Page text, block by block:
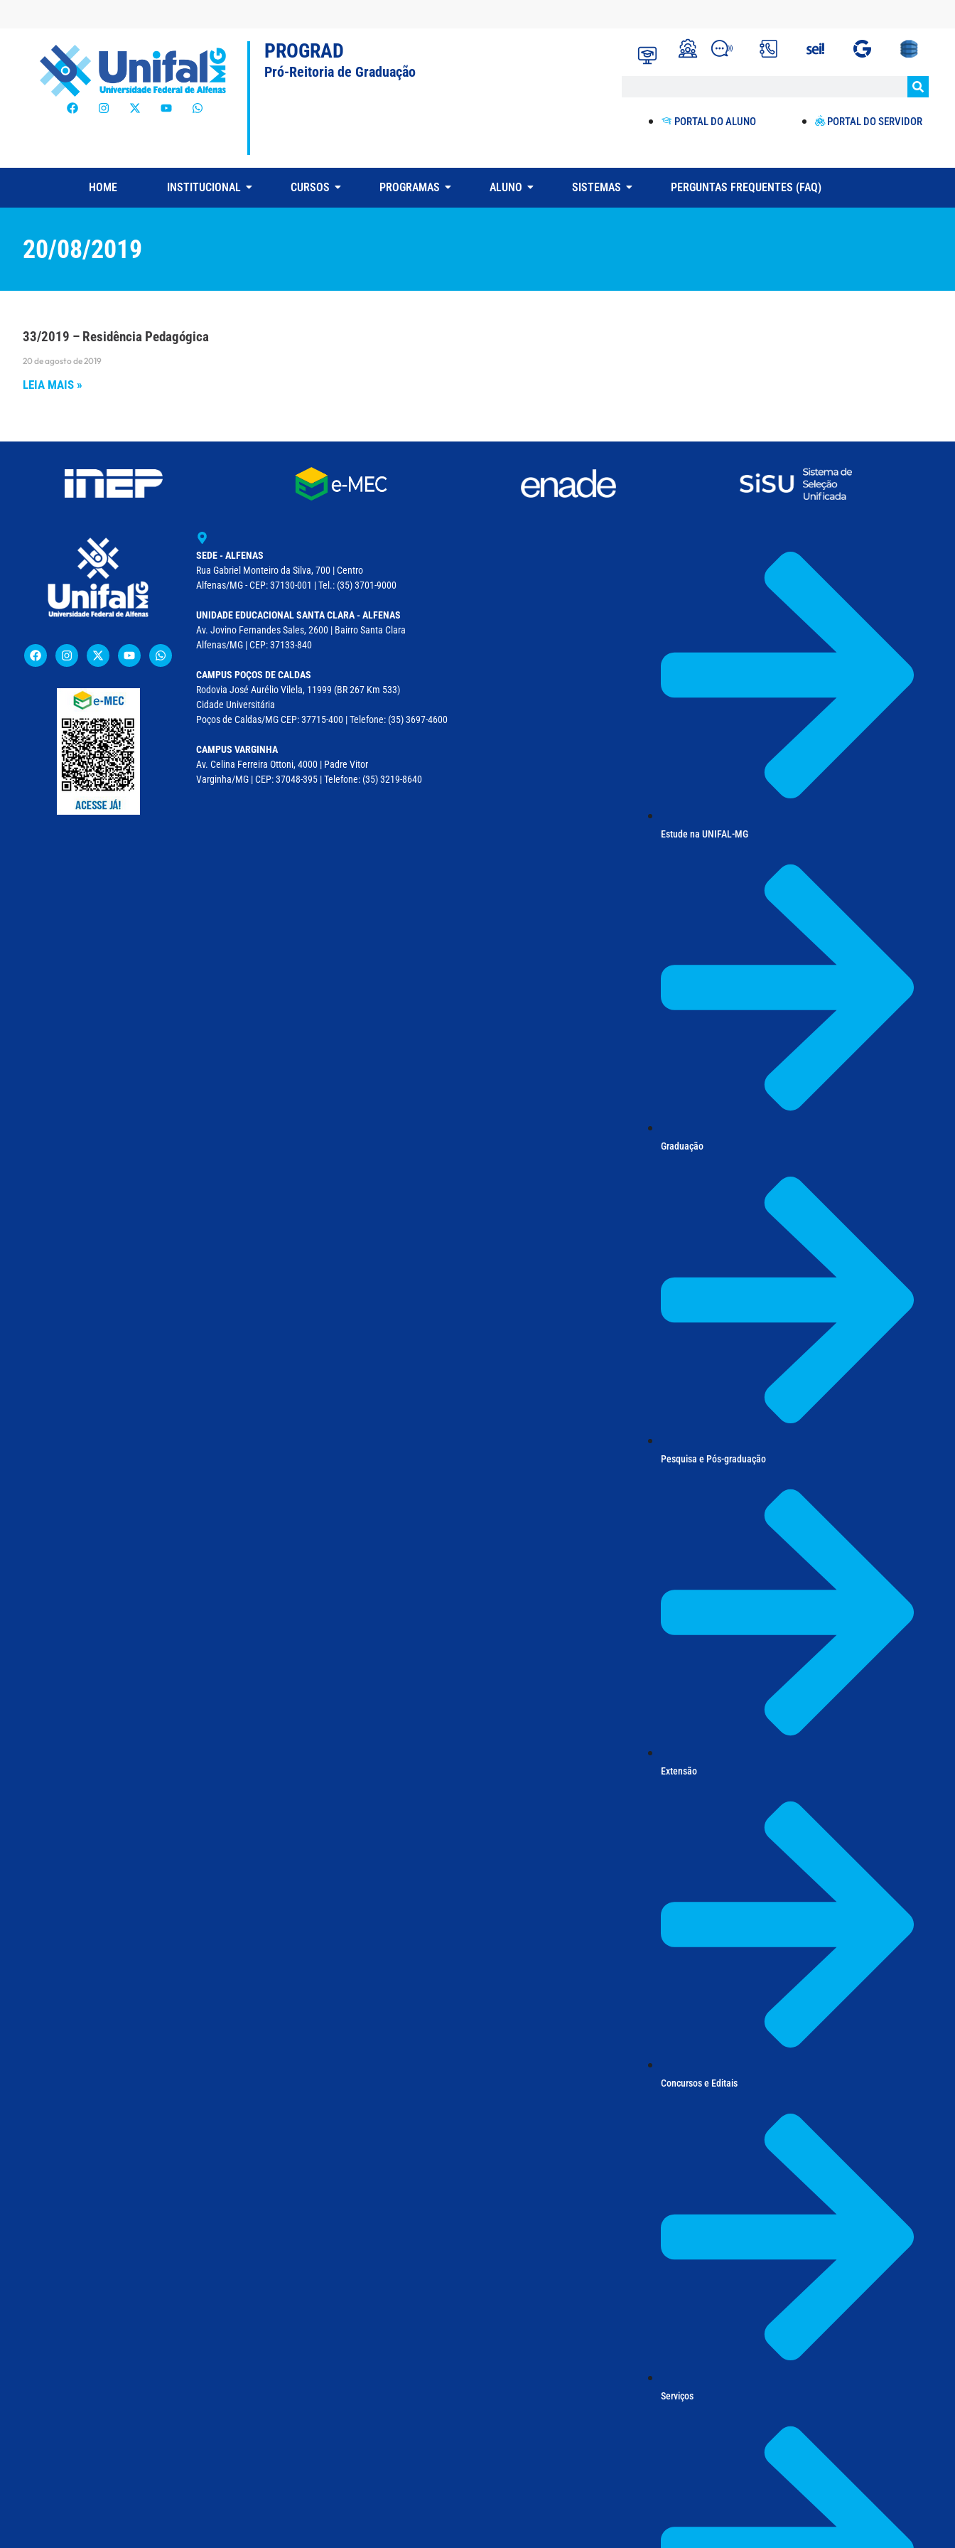
PROGRAD
Pró-Reitoria de Graduação
PORTAL DO ALUNO PORTAL DO SERVIDOR
HOME INSTITUCIONAL CURSOS PROGRAMAS ALUNO SISTEMAS PERGUNTAS FREQUENTES (FAQ)
20/08/2019
33/2019 – Residência Pedagógica
20 de agosto de 2019
LEIA MAIS »
SEDE - ALFENAS
Rua Gabriel Monteiro da Silva, 700 | Centro
Alfenas/MG - CEP: 37130-001 | Tel.: (35) 3701-9000
UNIDADE EDUCACIONAL SANTA CLARA - ALFENAS
Av. Jovino Fernandes Sales, 2600 | Bairro Santa Clara
Alfenas/MG | CEP: 37133-840
CAMPUS POÇOS DE CALDAS
Rodovia José Aurélio Vilela, 11999 (BR 267 Km 533)
Cidade Universitária
Poços de Caldas/MG CEP: 37715-400 | Telefone: (35) 3697-4600
CAMPUS VARGINHA
Av. Celina Ferreira Ottoni, 4000 | Padre Vitor
Varginha/MG | CEP: 37048-395 | Telefone: (35) 3219-8640
Estude na UNIFAL-MG
Graduação
Pesquisa e Pós-graduação
Extensão
Concursos e Editais
Serviços